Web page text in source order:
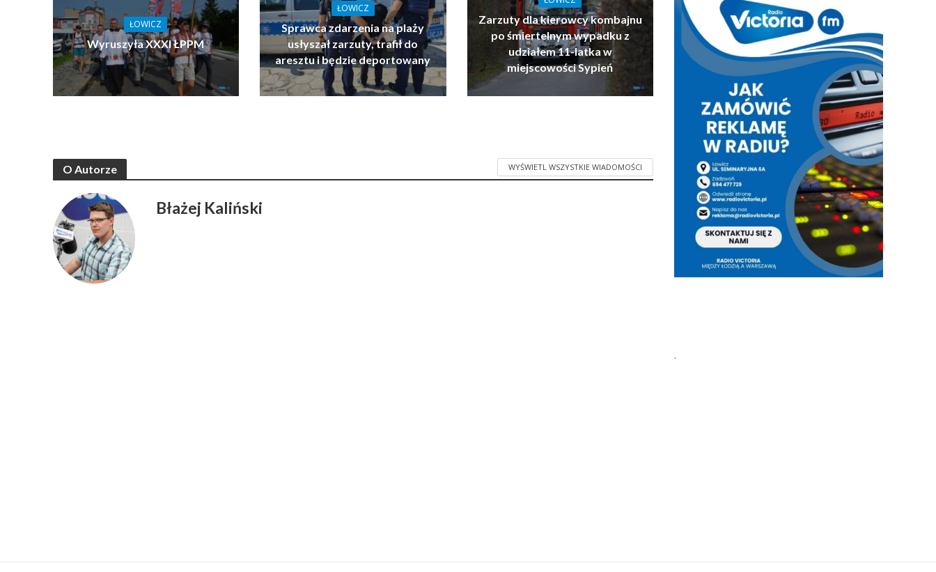
ŁOWICZ
Wyruszyła XXXI ŁPPM
ŁOWICZ
Sprawca zdarzenia na plaży
usłyszał zarzuty, trafił do
aresztu i będzie deportowany
Zarzuty dla kierowcy kombajnu
po śmiertelnym wypadku z
udziałem 11-latka w
miejscowości Sypień
O Autorze WYŚWIETL WSZYSTKIE WIADOMOŚCI
Błażej Kaliński
.